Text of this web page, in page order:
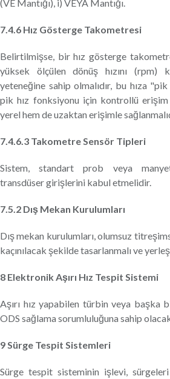
(VE Mantığı), i) VEYA Mantığı.
7.4.6 Hız Gösterge Takometresi
Belirtilmişse, bir hız gösterge
yüksek ölçülen dönüş hızını (rpm)
yeteneğine sahip olmalıdır, bu hıza
pik hız fonksiyonu için kontrollü erişim
yerel hem de uzaktan erişimle
7.4.6.3 Takometre Sensör Tipleri
Sistem, standart prob veya
transdüser girişlerini kabul etmelidir.
7.5.2 Dış Mekan Kurulumları
Dış mekan kurulumları, olumsuz
kaçınılacak şekilde tasarlanmalı ve
8 Elektronik Aşırı Hız Tespit Sistemi
Aşırı hız yapabilen türbin veya başka
ODS sağlama sorumluluğuna sahip
9 Sürge Tespit Sistemleri
Sürge tespit sisteminin işlevi,